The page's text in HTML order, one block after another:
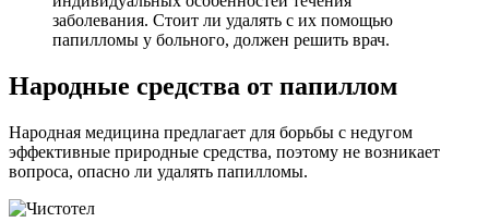
заболевания. Стоит ли удалять с их помощью
папилломы у больного, должен решить врач.
Народные средства от папиллом
Народная медицина предлагает для борьбы с недугом
эффективные природные средства, поэтому не возникает
вопроса, опасно ли удалять папилломы.